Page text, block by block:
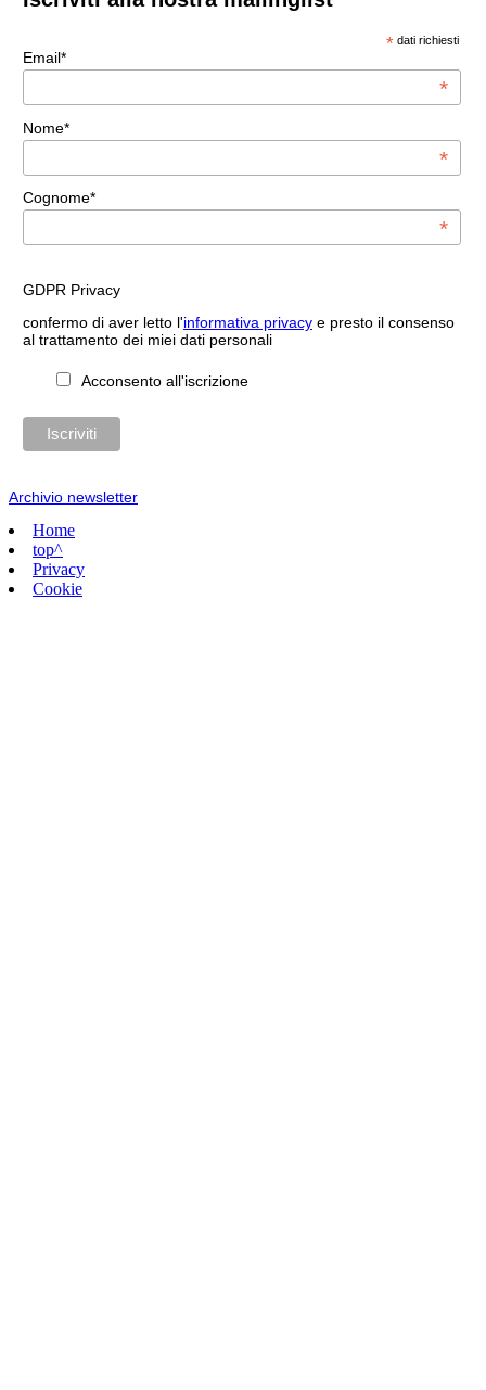
* dati richiesti
Email*
*
Nome*
*
Cognome*
*
GDPR Privacy
confermo di aver letto l'informativa privacye presto il consenso
al trattamento dei miei dati personali
Acconsento all'iscrizione
Archivio newsletter
Home
top^
Privacy
Cookie